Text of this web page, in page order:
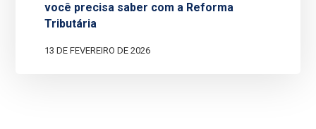
você precisa saber com a Reforma
Tributária
13 DE FEVEREIRO DE 2026